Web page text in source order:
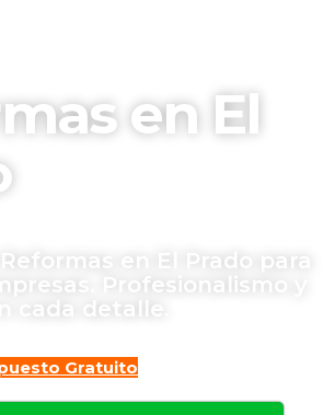
en El
en El Prado para
Profesionalismo y
cada detalle.
Gratuito